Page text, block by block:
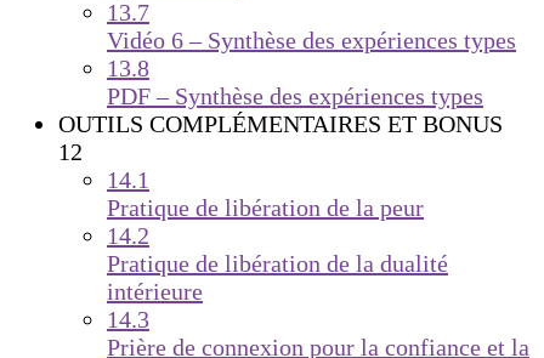
13.7
Vidéo 6 – Synthèse des expériences types
13.8
PDF – Synthèse des expériences types
OUTILS COMPLÉMENTAIRES ET BONUS
12
14.1
Pratique de libération de la peur
14.2
Pratique de libération de la dualité
intérieure
14.3
Prière de connexion pour la confiance et la